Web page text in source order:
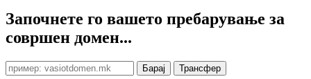
Започнете го вашето пребарување за
совршен домен...